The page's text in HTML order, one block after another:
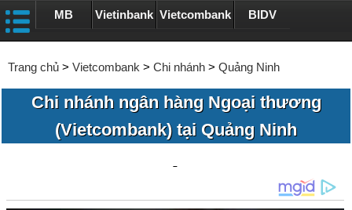
MB Vietinbank Vietcombank BIDV
Trang chủ > Vietcombank > Chi nhánh > Quảng Ninh
Chi nhánh ngân hàng Ngoại thương
(Vietcombank) tại Quảng Ninh